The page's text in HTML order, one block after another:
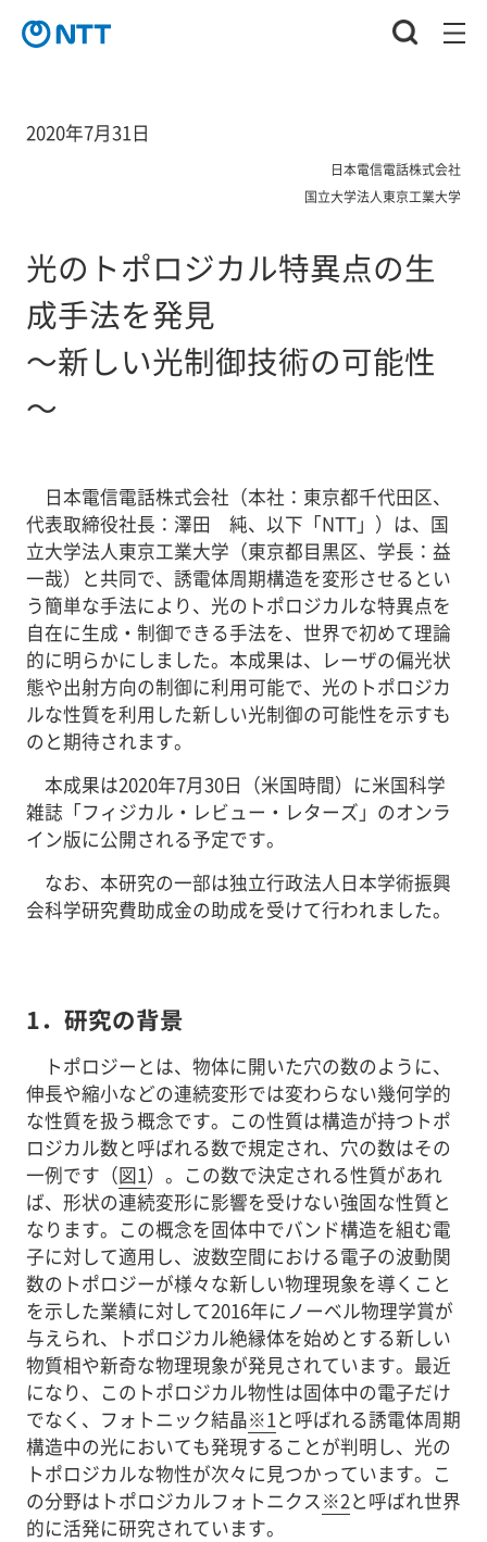
2020年7月31日
日本電信電話株式会社
国立大学法人東京工業大学
光のトポロジカル特異点の生
成手法を発見
～新しい光制御技術の可能性
～
日本電信電話株式会社（本社：東京都千代田区、
代表取締役社長：澤田 純、以下「NTT」）は、国
立大学法人東京工業大学（東京都目黒区、学長：益
一哉）と共同で、誘電体周期構造を変形させるとい
う簡単な手法により、光のトポロジカルな特異点を
自在に生成・制御できる手法を、世界で初めて理論
的に明らかにしました。本成果は、レーザの偏光状
態や出射方向の制御に利用可能で、光のトポロジカ
ルな性質を利用した新しい光制御の可能性を示すも
のと期待されます。
本成果は2020年7月30日（米国時間）に米国科学
雑誌「フィジカル・レビュー・レターズ」のオンラ
イン版に公開される予定です。
なお、本研究の一部は独立行政法人日本学術振興
会科学研究費助成金の助成を受けて行われました。
1． 研究の背景
トポロジーとは、物体に開いた穴の数のように、
伸長や縮小などの連続変形では変わらない幾何学的
な性質を扱う概念です。この性質は構造が持つトポ
ロジカル数と呼ばれる数で規定され、穴の数はその
一例です（図1）。この数で決定される性質があれ
ば、形状の連続変形に影響を受けない強固な性質と
なります。この概念を固体中でバンド構造を組む電
子に対して適用し、波数空間における電子の波動関
数のトポロジーが様々な新しい物理現象を導くこと
を示した業績に対して2016年にノーベル物理学賞が
与えられ、トポロジカル絶縁体を始めとする新しい
物質相や新奇な物理現象が発見されています。最近
になり、このトポロジカル物性は固体中の電子だけ
でなく、フォトニック結晶※1 と呼ばれる誘電体周期
構造中の光においても発現することが判明し、光の
トポロジカルな物性が次々に見つかっています。こ
の分野はトポロジカルフォトニクス ※2と呼ばれ世界
的に活発に研究されています。